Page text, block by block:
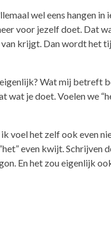
wel eens hangen
voor jezelf doet. Dat
krijgt. Dan wordt het
eigenlijk? Wat mij betreft
wat je doet. Voelen we
voel het zelf ook even
even kwijt. Schrijven
En het zou eigenlijk